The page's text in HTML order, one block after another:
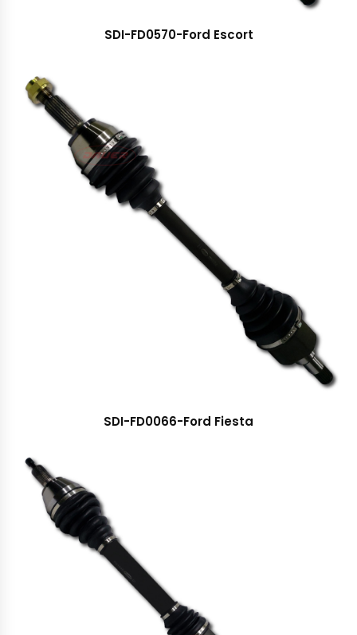
SDI-FD0570-Ford Escort
SDI-FD0066-Ford Fiesta